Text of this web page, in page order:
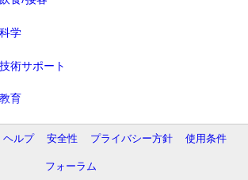
科学
技術サポート
教育
顧客サービス
ヘルプ 安全性 プライバシー方針
使用条件
フォーラム